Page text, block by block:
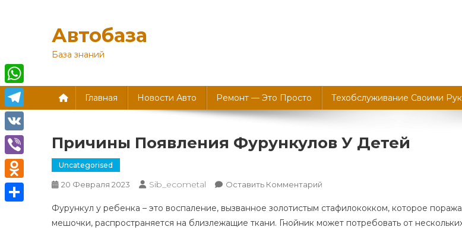
содержимомуАвтобаза
База знаний
Главная Новости Авто Ремонт — Это Просто Техобслуживание Своими
Причины Появления Фурункулов У Детей
Uncategorised
20 Февраля 2023 Sib_ecometal Оставить Комментарий
Появления
Фурункулов
Фурункул у ребенка – это воспаление, вызванное золотистым стафилококком, которое
мешочки, распространяется на близлежащие ткани. Гнойник может потребовать от
WhatsApp
Telegram
VK
Viber
Odnoklassniki